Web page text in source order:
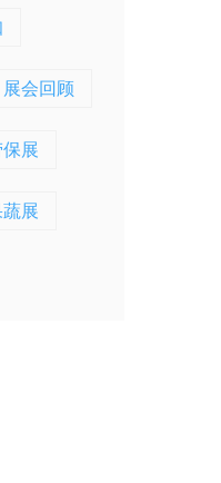
展会回顾
展
展